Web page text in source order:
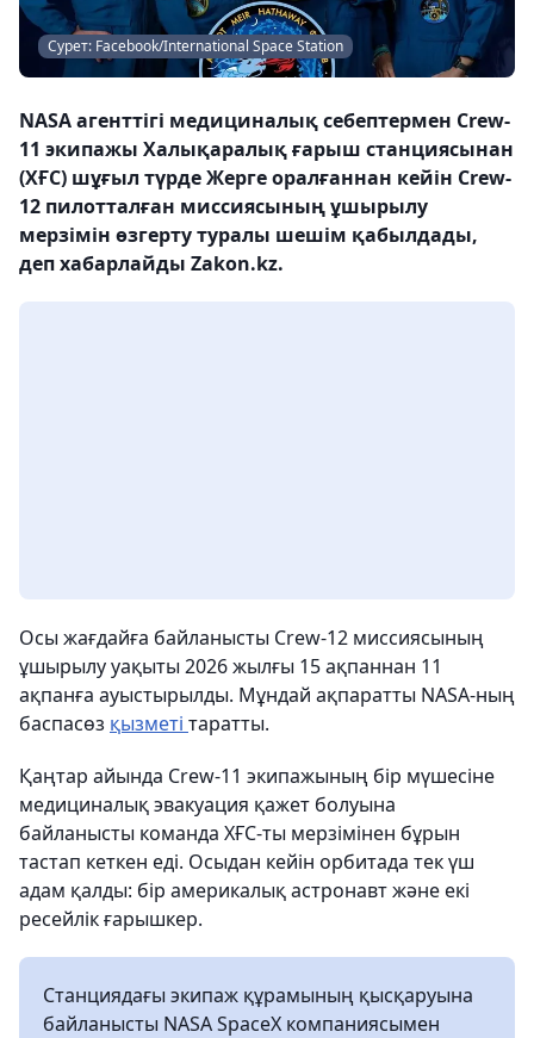
Сурет: Facebook/International Space Station
NASA агенттігі медициналық себептермен Crew-
11 экипажы Халықаралық ғарыш станциясынан
(ХҒС) шұғыл түрде Жерге оралғаннан кейін Crew-
12 пилотталған миссиясының ұшырылу
мерзімін өзгерту туралы шешім қабылдады,
деп хабарлайды Zakon.kz.
Осы жағдайға байланысты Crew-12 миссиясының
ұшырылу уақыты 2026 жылғы 15 ақпаннан 11
ақпанға ауыстырылды. Мұндай ақпаратты NASA-ның
баспасөз қызметі таратты.
Қаңтар айында Crew-11 экипажының бір мүшесіне
медициналық эвакуация қажет болуына
байланысты команда ХҒС-ты мерзімінен бұрын
тастап кеткен еді. Осыдан кейін орбитада тек үш
адам қалды: бір америкалық астронавт және екі
ресейлік ғарышкер.
Станциядағы экипаж құрамының қысқаруына
байланысты NASA SpaceX компаниясымен